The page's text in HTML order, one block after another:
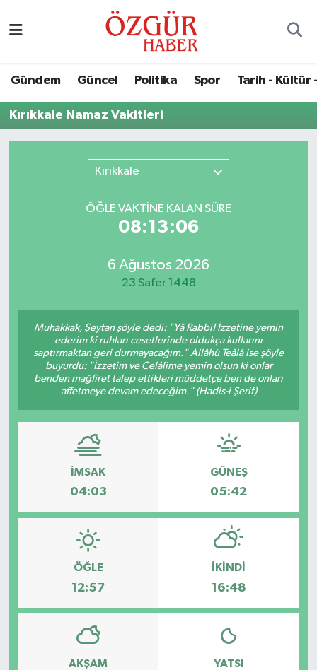
Gündem Güncel Politika Spor Tarih - Kültür
Kırıkkale Namaz Vakitleri
Kırıkkale
ÖĞLE VAKTİNE KALAN SÜRE
08:13:06
6 Ağustos 2026
23 Safer 1448
Muhakkak, Şeytan şöyle dedi: "Yâ Rabbi! İzzetine yemin
ederim ki ruhları cesetlerinde oldukça kullarını
saptırmaktan geri durmayacağım." Allâhü Teâlâ ise şöyle
buyurdu: "İzzetim ve Celâlime yemin olsun ki onlar
benden mağfiret talep ettikleri müddetçe ben de onları
affetmeye devam edeceğim." (Hadis-i Şerif)
İMSAK
04:03
GÜNEŞ
05:42
ÖĞLE
12:57
İKINDI
16:48
AKŞAM YATSI
Ekonomi
Sağlık
Spor
Tarih - Kültür - Sanat - Turizm
Yaşam
Nöbetçi Eczaneler
Trafik Durumu
Tüm Manşetler
Son Dakika Haberleri